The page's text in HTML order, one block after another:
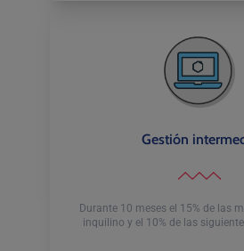
Gestión
Durante 10 meses el 15% de las
inquilino y el 10% de las